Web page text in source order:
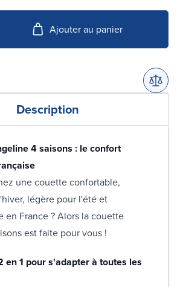
Ajouter au panier
Description
4 saisons : le confort
une couette confortable,
légère pour l'été et
en France ? Alors la couette
est faite pour vous !
en 1 pour s'adapter à toutes les